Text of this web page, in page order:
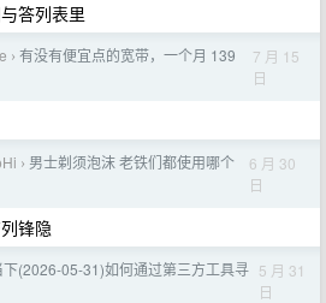
答列表里
› 有没有便宜点的宽带，一个月 139
7 月 15
日
› 男士剃须泡沫 老铁们都使用哪个
6 月 30
日
锋隐
下(2026-05-31)如何通过第三方工具寻 5 月 31
日